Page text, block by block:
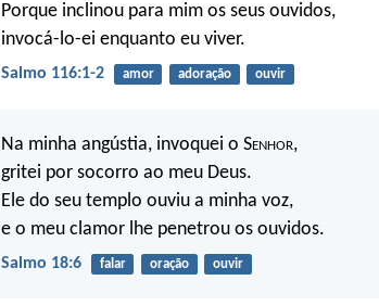
Porque inclinou para mim os seus ouvidos,
invocá-lo-ei enquanto eu viver.
Salmo 116:1-2 amor adoração ouvir
Na minha angústia, invoquei o Senhor,
gritei por socorro ao meu Deus.
Ele do seu templo ouviu a minha voz,
e o meu clamor lhe penetrou os ouvidos.
Salmo 18:6 falar oração ouvir